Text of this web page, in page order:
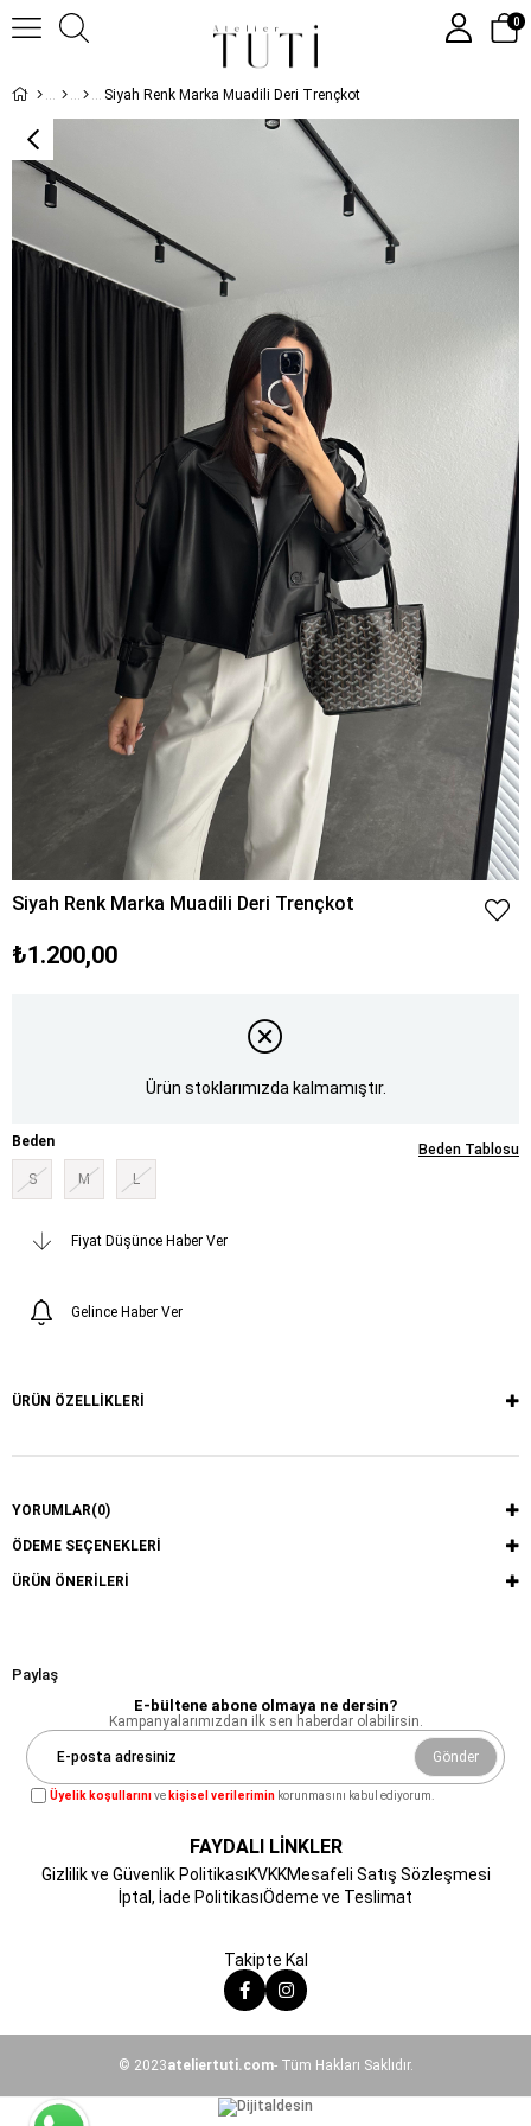
0
Siyah Renk Marka Muadili Deri Trençkot
Siyah Renk Marka Muadili Deri Trençkot
₺1.200,00
Ürün stoklarımızda kalmamıştır.
Beden
S M L
Beden Tablosu
Fiyat Düşünce Haber Ver
Gelince Haber Ver
ÜRÜN ÖZELLIKLERI
YORUMLAR(0)
ÖDEME SEÇENEKLERI
ÜRÜN ÖNERILERI
Paylaş
E-bültene abone olmaya ne dersin?
Kampanyalarımızdan ilk sen haberdar olabilirsin.
Gönder
Üyelik koşullarınıve kişisel verilerimin korunmasını kabul ediyorum.
FAYDALI LİNKLER
Gizlilik ve Güvenlik PolitikasıKVKKMesafeli Satış Sözleşmesi
İptal, İade PolitikasıÖdeme ve Teslimat
Takipte Kal
© 2023ateliertuti.com- Tüm Hakları Saklıdır.